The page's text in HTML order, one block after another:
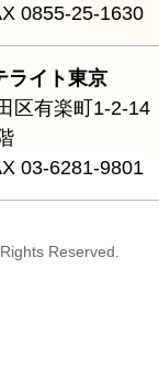
0855-25-1630
ライト東京
区有楽町1-2-14
03-6281-9801
Reserved.